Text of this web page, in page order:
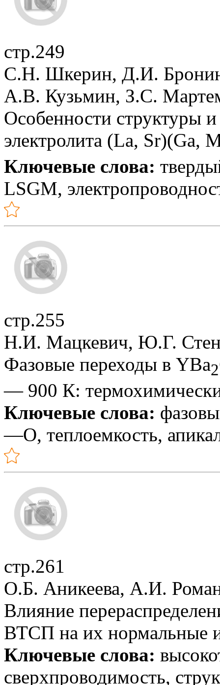
стр.249
С.Н. Шкерин, Д.И.
А.В. Кузьмин, З.С.
Особенности структуры и
электролита (La, Sr)(Ga,
Ключевые слова:
LSGM,
стр.255
Н.И. Мацкевич, Ю.Г.
Фазовые переходы в YBa2
— 900 К:
Ключевые слова:
—O, теплоемкость,
стр.261
О.Б. Аникеева, А.И.
Влияние
ВТСП на их нормальные
Ключевые слова:
сверхпроводимость,